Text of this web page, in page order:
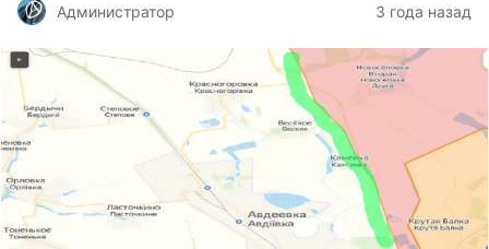
Администратор 3 года назад